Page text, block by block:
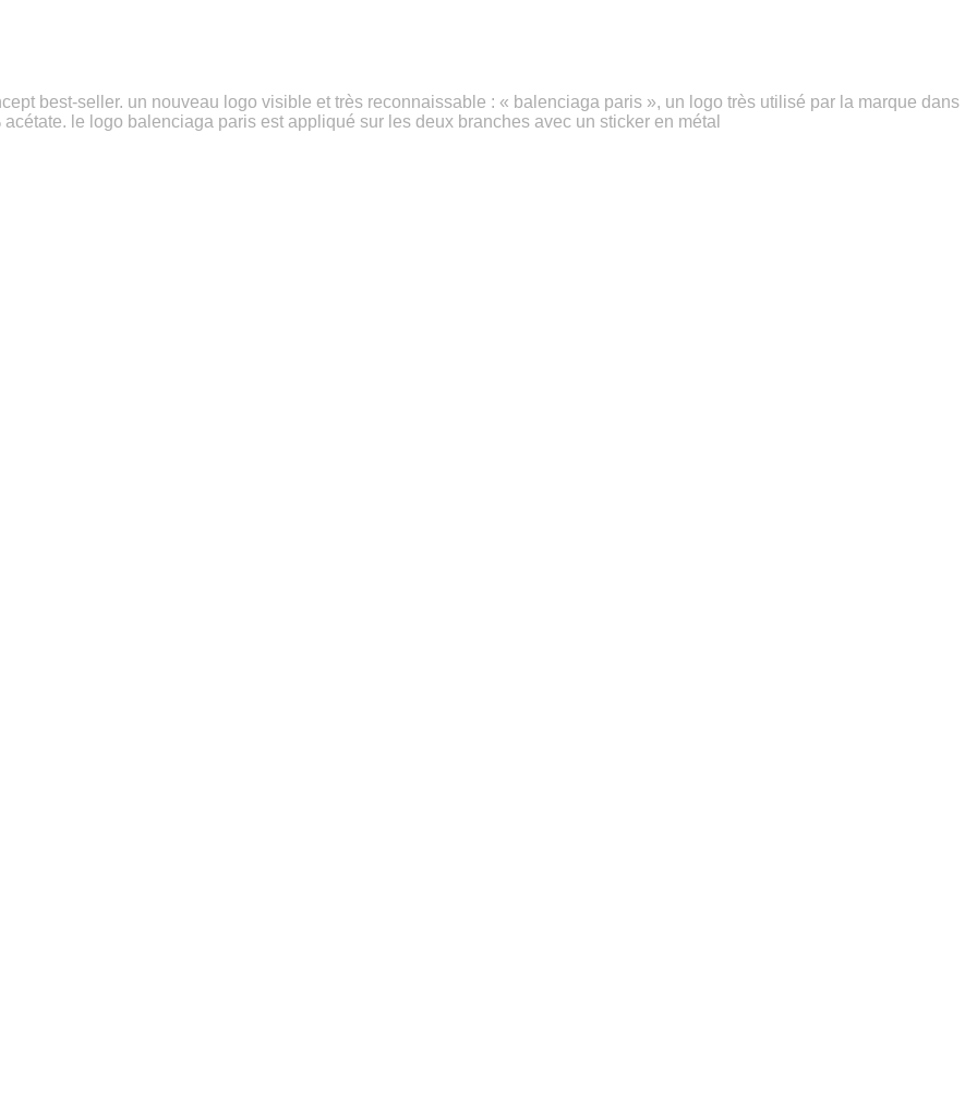
best-seller. un nouveau logo visible et très reconnaissable : « balenciaga paris », un logo très utilisé par la marque dans
le logo balenciaga paris est appliqué sur les deux branches avec un sticker en métal